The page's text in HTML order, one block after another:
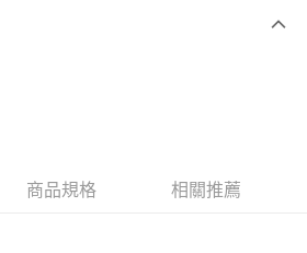
商品規格 相關推薦